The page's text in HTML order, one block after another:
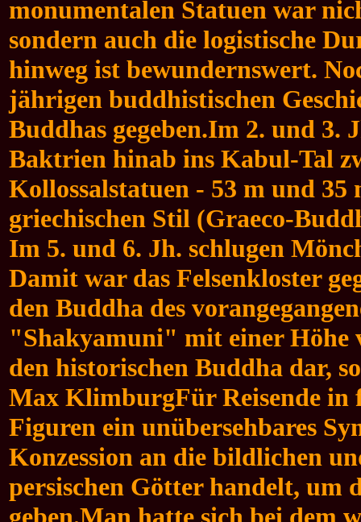
monumentalen Statuen war
sondern auch die logistische
hinweg ist bewundernswert.
jährigen buddhistischen
Buddhas gegeben.Im 2. und 3.
Baktrien hinab ins Kabul-Tal
Kollossalstatuen - 53 m und 35
griechischen Stil (Graeco-
Im 5. und 6. Jh. schlugen
Damit war das Felsenkloster
den Buddha des
"Shakyamuni" mit einer Höhe
den historischen Buddha dar,
Max KlimburgFür Reisende in
Figuren ein unübersehbares
Konzession an die bildlichen
persischen Götter handelt, um